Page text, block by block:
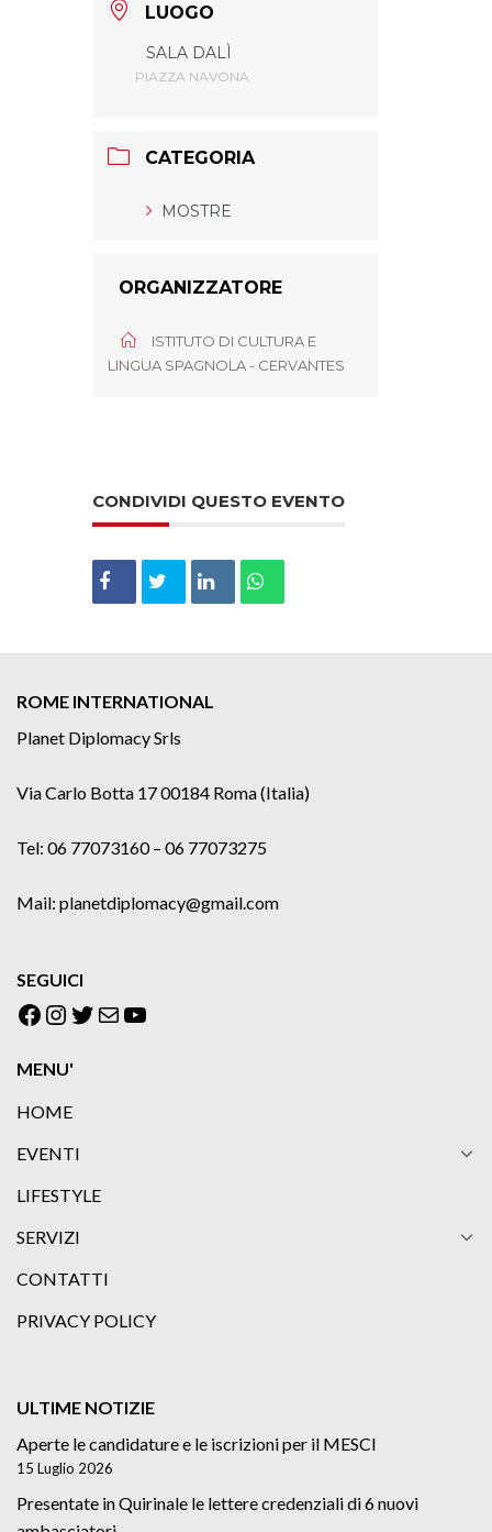
LUOGO
SALA DALÌ
PIAZZA NAVONA
CATEGORIA
MOSTRE
ORGANIZZATORE
ISTITUTO DI CULTURA E
LINGUA SPAGNOLA - CERVANTES
CONDIVIDI QUESTO EVENTO
ROME INTERNATIONAL
Planet Diplomacy Srls
Via Carlo Botta 17 00184 Roma (Italia)
Tel: 06 77073160 – 06 77073275
Mail: planetdiplomacy@gmail.com
SEGUICI
Facebook
Instagram
Twitter
EmailYouTube
MENU'
HOME
EVENTI
LIFESTYLE
SERVIZI
CONTATTI
PRIVACY POLICY
ULTIME NOTIZIE
Aperte le candidature e le iscrizioni per il MESCI
15 Luglio 2026
Presentate in Quirinale le lettere credenziali di 6 nuovi